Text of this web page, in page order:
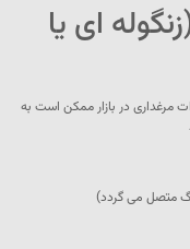
ای یا
مرغداری در بازار ممکن است به
متصل می گردد)